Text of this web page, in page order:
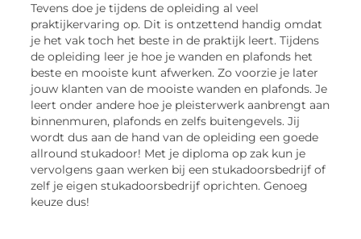
Tevens doe je tijdens de opleiding al veel
praktijkervaring op. Dit is ontzettend handig omdat
je het vak toch het beste in de praktijk leert. Tijdens
de opleiding leer je hoe je wanden en plafonds het
beste en mooiste kunt afwerken. Zo voorzie je later
jouw klanten van de mooiste wanden en plafonds. Je
leert onder andere hoe je pleisterwerk aanbrengt aan
binnenmuren, plafonds en zelfs buitengevels. Jij
wordt dus aan de hand van de opleiding een goede
allround stukadoor! Met je diploma op zak kun je
vervolgens gaan werken bij een stukadoorsbedrijf of
zelf je eigen stukadoorsbedrijf oprichten. Genoeg
keuze dus!